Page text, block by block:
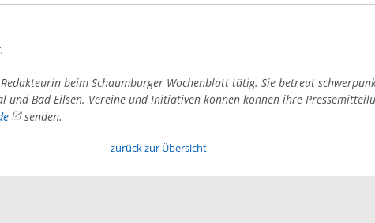
beim Schaumburger Wochenblatt tätig. Sie betreut
und Bad Eilsen. Vereine und Initiativen können können ihre
senden.
zurück zur Übersicht